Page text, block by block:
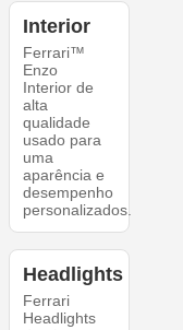
Interior
Ferrari™
Enzo
Interior de
alta
qualidade
usado para
uma
aparência e
desempenho
personalizados.
Headlights
Ferrari
Headlights